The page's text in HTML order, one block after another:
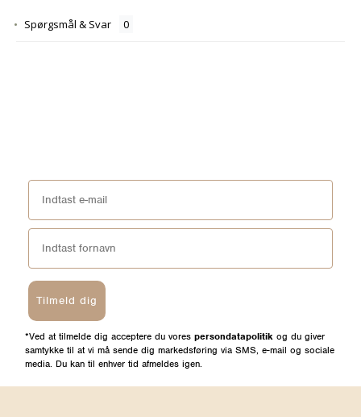
Spørgsmål & Svar
Tilmeld dig
*Ved at tilmelde dig acceptere du vores persondatapolitik og du giver
samtykke til at vi må sende dig markedsføring via SMS, e-mail og sociale
media. Du kan til enhver tid afmeldes igen.